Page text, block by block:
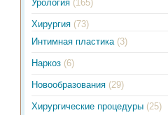
Урология (165)
Хирургия (73)
Интимная пластика (3)
Наркоз (6)
Новообразования (29)
Хирургические процедуры (25)